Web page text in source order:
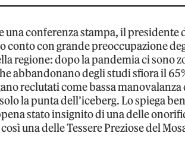
una conferenza stampa, il presidente
conto con grande preoccupazione
regione: dopo la pandemia ci sono
abbandonano degli studi sfiora il
reclutati come bassa
la punta dell’iceberg. Lo spiega
stato insignito di una delle
una delle Tessere Preziose del